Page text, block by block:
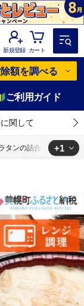
新規登録 カート
額を調べる
ご利用ガイド
関して
タンの詰合せ(1)(計6パ
+1